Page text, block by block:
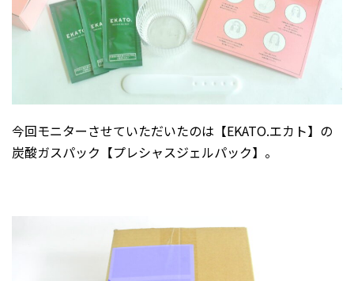
今回モニターさせていただいたのは【EKATO.エカト】の
炭酸ガスパック【プレシャスジェルパック】。